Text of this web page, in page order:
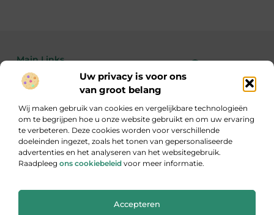
Uw privacy is voor ons
van groot belang
Wij maken gebruik van cookies en vergelijkbare technologieën
om te begrijpen hoe u onze website gebruikt en om uw ervaring
te verbeteren. Deze cookies worden voor verschillende
doeleinden ingezet, zoals het tonen van gepersonaliseerde
advertenties en het analyseren van het websitegebruik.
Raadpleeg ons cookiebeleid voor meer informatie.
Accepteren
Main Links
Bekende Nederlanders
Inzicht, inspiratie en informatie
Een gevarieerde verzameling blogs die je aan het denken zet.